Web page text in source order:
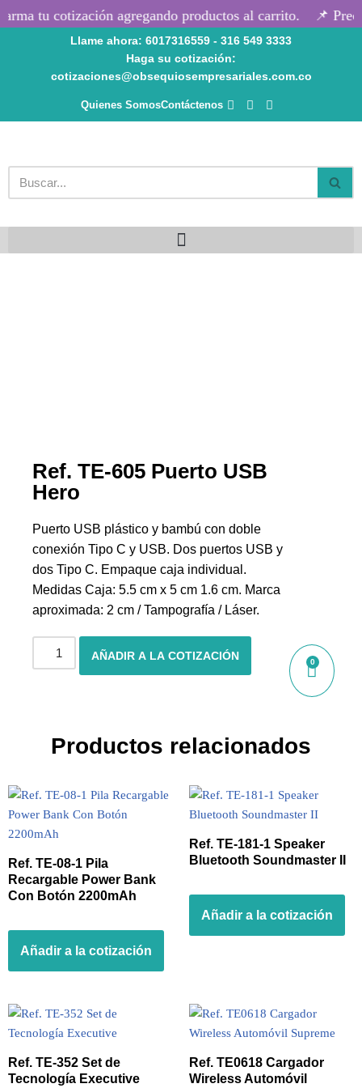
contenido
tu cotización agregando productos al carrito. 📌
Llame ahora: 6017316559 - 316 549 3333
Haga su cotización:
cotizaciones@obsequiosempresariales.com.co
Quienes SomosContáctenos
0
Ref. TE-605 Puerto USB
Hero
Puerto USB plástico y bambú con doble
conexión Tipo C y USB. Dos puertos USB y
dos Tipo C. Empaque caja individual.
Medidas Caja: 5.5 cm x 5 cm 1.6 cm. Marca
aproximada: 2 cm / Tampografía / Láser.
AÑADIR A LA COTIZACIÓN
Productos relacionados
Ref. TE-08-1 Pila
Recargable Power Bank
Con Botón 2200mAh
Añadir a la cotización
Ref. TE-181-1 Speaker
Bluetooth Soundmaster II
Añadir a la cotización
Ref. TE-352 Set de
Tecnología Executive
Ref. TE0618 Cargador
Wireless Automóvil